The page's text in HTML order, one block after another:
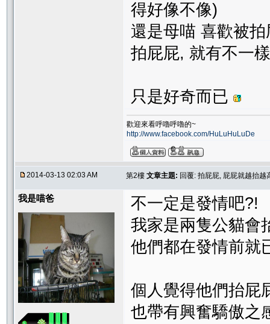
得好像不像)
還是母喵 喜歡被
拍屁屁, 就有不一
只是好奇而已
歡迎來看呼嚕呼嚕的~
http://www.facebook.com/HuLuHuLuDe
2014-03-13 02:03 AM 第2樓 文章主題: 回覆: 拍屁屁, 屁屁就越抬越
我是喵爸
不一定是發情吧?!
我家是兩隻公貓會
他們都在發情前就
個人覺得他們抬屁
也帶有興奮驕傲之